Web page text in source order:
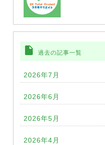
insert_drive_file 過去の記事一覧
2026年7月
2026年6月
2026年5月
2026年4月